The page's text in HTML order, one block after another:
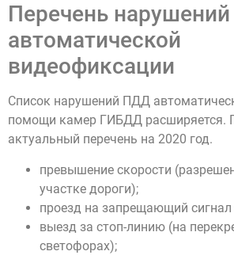
Перечень
автоматической
видеофиксации
Список нарушений ПДД
помощи камер ГИБДД расширяется.
актуальный перечень на 2020 год.
превышение скорости
участке дороги);
проезд на запрещающий сигнал
выезд за стоп-линию (на
светофорах);